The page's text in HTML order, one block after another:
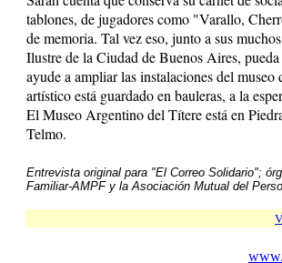
tablones, de jugadores como "Varallo,
de memoria. Tal vez eso, junto a sus
Ilustre de la Ciudad de Buenos Aires,
ayude a ampliar las instalaciones del
artístico está guardado en bauleras, a la
El Museo Argentino del Títere está en
Telmo.
Entrevista original para "El Correo Solidario";
Familiar-AMPF y la Asociación Mutual del